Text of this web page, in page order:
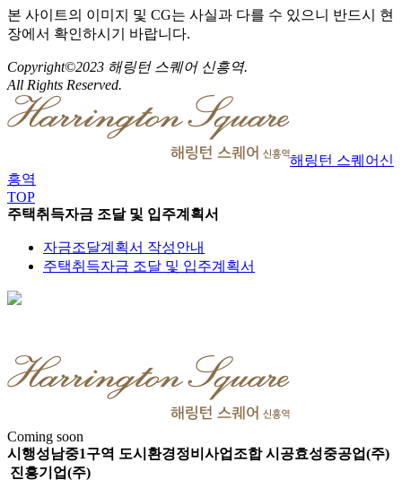
본 사이트의 이미지 및 CG는 사실과 다를 수 있으니 반드시 현
장에서 확인하시기 바랍니다.
Copyright©2023 해링턴 스퀘어 신흥역.
All Rights Reserved.
해링턴 스퀘어 신
흥역
TOP
주택취득자금 조달 및 입주계획서
자금조달계획서 작성안내
주택취득자금 조달 및 입주계획서
Coming soon
시행성남중1구역 도시환경정비사업조합 시공효성중공업(주)
진흥기업(주)